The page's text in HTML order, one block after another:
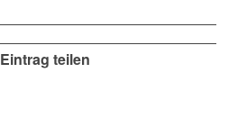
Eintrag teilen